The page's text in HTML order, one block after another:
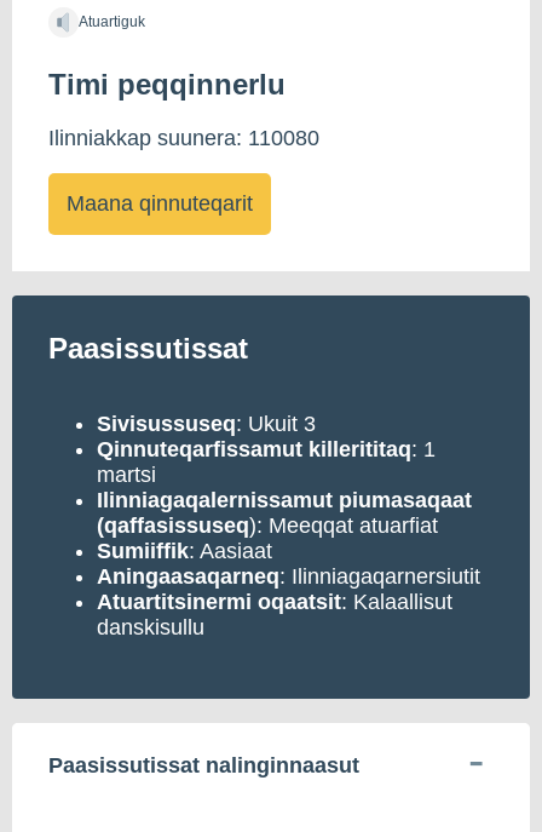
Atuartiguk
Timi peqqinnerlu
Ilinniakkap suunera: 110080
Maana qinnuteqarit
Paasissutissat
Sivisussuseq: Ukuit 3
Qinnuteqarfissamut killerititaq: 1
martsi
Ilinniagaqalernissamut piumasaqaat
(qaffasissuseq): Meeqqat atuarfiat
Sumiiffik: Aasiaat
Aningaasaqarneq: Ilinniagaqarnersiutit
Atuartitsinermi oqaatsit: Kalaallisut
danskisullu
Paasissutissat nalinginnaasut